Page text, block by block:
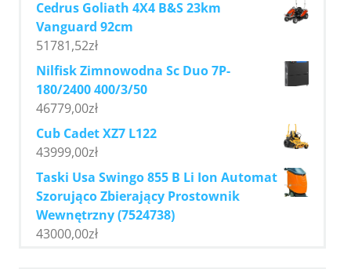
Cedrus Goliath 4X4 B&S 23km
Vanguard 92cm
51781,52zł
Nilfisk Zimnowodna Sc Duo 7P-
180/2400 400/3/50
46779,00zł
Cub Cadet XZ7 L122
43999,00zł
Taski Usa Swingo 855 B Li Ion Automat
Szorująco Zbierający Prostownik
Wewnętrzny (7524738)
43000,00zł